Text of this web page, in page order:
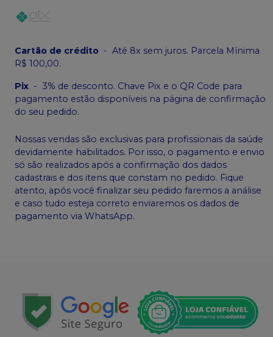
Cartão de crédito - Até 8x sem juros. Parcela Mínima
R$ 100,00.
Pix - 3% de desconto. Chave Pix e o QR Code para
pagamento estão disponíveis na página de confirmação
do seu pedido.
Nossas vendas são exclusivas para profissionais da saúde
devidamente habilitados. Por isso, o pagamento e envio
só são realizados após a confirmação dos dados
cadastrais e dos itens que constam no pedido. Fique
atento, após você finalizar seu pedido faremos a análise
e caso tudo esteja correto enviaremos os dados de
pagamento via WhatsApp.